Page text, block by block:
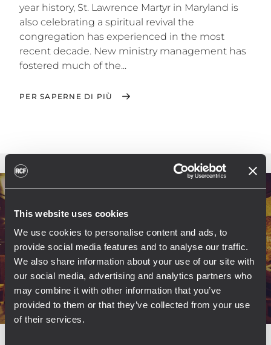
This website uses cookies
We use cookies to personalise content and ads, to
provide social media features and to analyse our traffic.
We also share information about your use of our site with
our social media, advertising and analytics partners who
may combine it with other information that you’ve
provided to them or that they’ve collected from your use
of their services.
year history, St. Lawrence Martyr in Maryland is
also celebrating a spiritual revival the
congregation has experienced in the most
recent decade. New ministry management has
fostered much of the...
PER SAPERNE DI PIÙ